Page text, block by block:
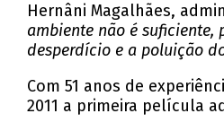
Hernâni Magalhães,
ambiente não é
desperdício e a poluição
Com 51 anos de
2011 a primeira película